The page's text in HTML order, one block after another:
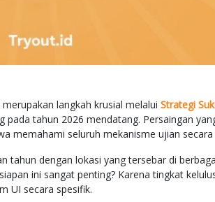
langkah krusial melalui Strategi
pada tahun 2026 mendatang. Persaingan
memahami seluruh mekanisme ujian
tahun dengan lokasi yang tersebar di
ini sangat penting? Karena tingkat
UI secara spesifik.